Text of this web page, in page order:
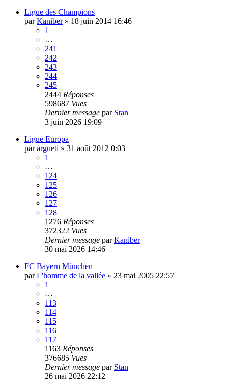
Ligue des Champions
parKaniber» 18 juin 2014 16:46
1
…
241
242
243
244
245
2444 Réponses
598687 Vues
Dernier message par Stan
3 juin 2026 19:09
Ligue Europa
parargueti » 31 août 2012 0:03
1
…
124
125
126
127
128
1276 Réponses
372322 Vues
Dernier message parKaniber
30 mai 2026 14:46
FC Bayern München
parL'homme de la vallée » 23 mai 2005 22:57
1
…
113
114
115
116
117
1163 Réponses
376685 Vues
Dernier message par Stan
26 mai 2026 22:12